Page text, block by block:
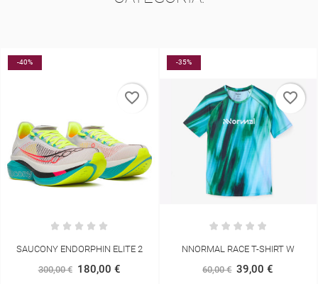
-35%
NNORMAL RACE T-SHIRT W
60,00 € 39,00 €
favorite_border
-30%
ADIDAS ADIZERO ADIOS PRO 4
MULHER
favorite_border